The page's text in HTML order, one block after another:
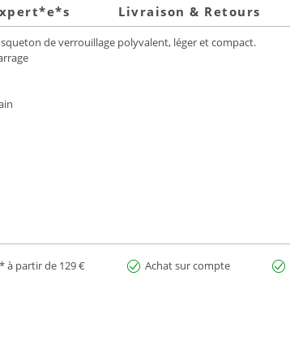
Livraison & Retours
de verrouillage polyvalent, léger et compact.
à partir de 129 € Achat sur compte